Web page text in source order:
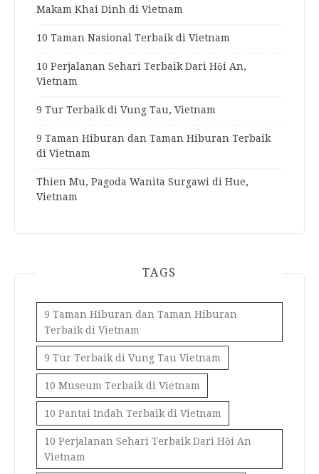
Makam Khai Dinh di Vietnam
10 Taman Nasional Terbaik di Vietnam
10 Perjalanan Sehari Terbaik Dari Hội An,
Vietnam
9 Tur Terbaik di Vung Tau, Vietnam
9 Taman Hiburan dan Taman Hiburan Terbaik
di Vietnam
Thien Mu, Pagoda Wanita Surgawi di Hue,
Vietnam
TAGS
9 Taman Hiburan dan Taman Hiburan
Terbaik di Vietnam
9 Tur Terbaik di Vung Tau Vietnam
10 Museum Terbaik di Vietnam
10 Pantai Indah Terbaik di Vietnam
10 Perjalanan Sehari Terbaik Dari Hội An
Vietnam